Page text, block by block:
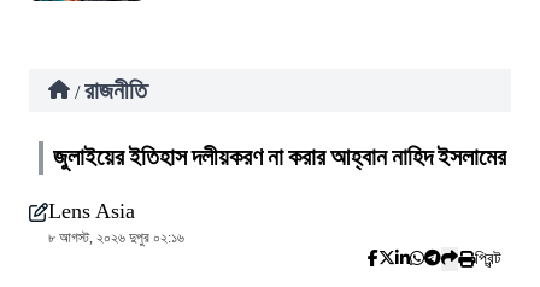
/ রাজনীতি
জুলাইয়ের ইতিহাস দলীয়করণ না করার আহ্বান নাহিদ ইসলামের
Lens Asia
৮ আগস্ট, ২০২৬ দুপুর ০২:১৬
প্রিন্ট